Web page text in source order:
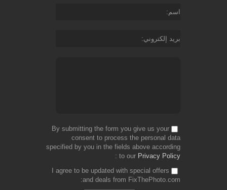
اسم
بريد إلكتروني
By submitting the form you give us your
consent to process the personal data
specified by you in the fields above according
to our Privacy Policy
I agree to be updated with special offers
and deals from FixThePhoto.com